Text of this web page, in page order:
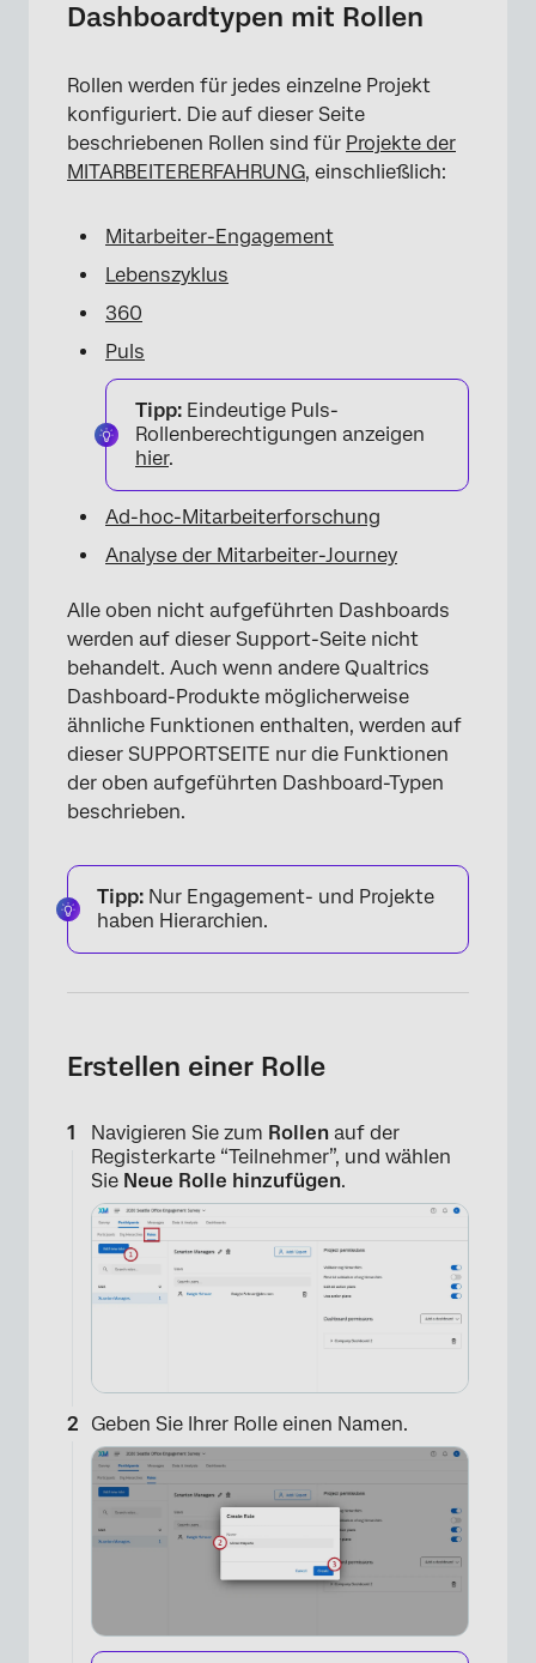
Dashboardtypen mit Rollen
Rollen werden für jedes einzelne Projekt
konfiguriert. Die auf dieser Seite
beschriebenen Rollen sind für Projekte der
MITARBEITERERFAHRUNG, einschließlich:
Mitarbeiter-Engagement
Lebenszyklus
360
Puls
Tipp: Eindeutige Puls-
Rollenberechtigungen anzeigen
hier.
Ad-hoc-Mitarbeiterforschung
Analyse der Mitarbeiter-Journey
Alle oben nicht aufgeführten Dashboards
werden auf dieser Support-Seite nicht
behandelt. Auch wenn andere Qualtrics
Dashboard-Produkte möglicherweise
ähnliche Funktionen enthalten, werden auf
dieser SUPPORTSEITE nur die Funktionen
der oben aufgeführten Dashboard-Typen
beschrieben.
Tipp: Nur Engagement- und Projekte
haben Hierarchien.
Erstellen einer Rolle
Navigieren Sie zum Rollen auf der
Registerkarte “Teilnehmer”, und wählen
Sie Neue Rolle hinzufügen.
Geben Sie Ihrer Rolle einen Namen.